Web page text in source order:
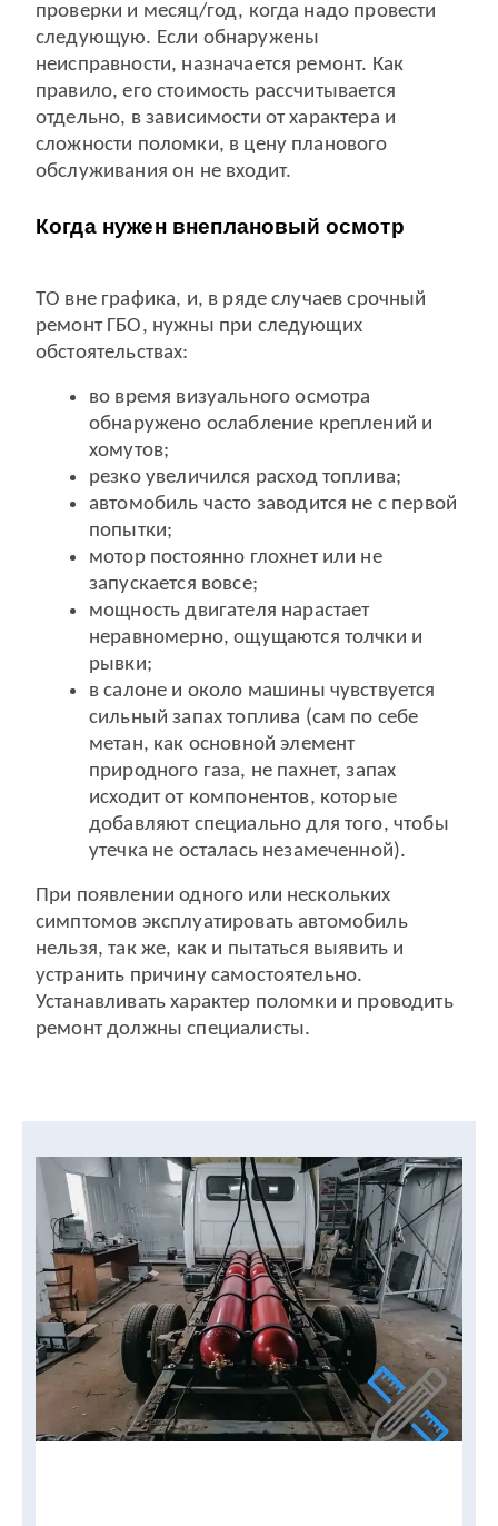
проверки и месяц/год, когда надо провести
следующую. Если обнаружены
неисправности, назначается ремонт. Как
правило, его стоимость рассчитывается
отдельно, в зависимости от характера и
сложности поломки, в цену планового
обслуживания он не входит.
Когда нужен внеплановый осмотр
ТО вне графика, и, в ряде случаев срочный
ремонт ГБО, нужны при следующих
обстоятельствах:
во время визуального осмотра
обнаружено ослабление креплений и
хомутов;
резко увеличился расход топлива;
автомобиль часто заводится не с первой
попытки;
мотор постоянно глохнет или не
запускается вовсе;
мощность двигателя нарастает
неравномерно, ощущаются толчки и
рывки;
в салоне и около машины чувствуется
сильный запах топлива (сам по себе
метан, как основной элемент
природного газа, не пахнет, запах
исходит от компонентов, которые
добавляют специально для того, чтобы
утечка не осталась незамеченной).
При появлении одного или нескольких
симптомов эксплуатировать автомобиль
нельзя, так же, как и пытаться выявить и
устранить причину самостоятельно.
Устанавливать характер поломки и проводить
ремонт должны специалисты.